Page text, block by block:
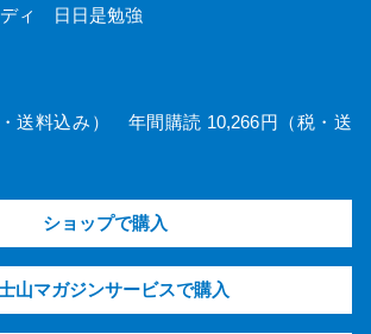
ディ 日日是勉強
送料込み） 年間購読 10,266円（税・送
ショップで購入
山マガジンサービスで購入